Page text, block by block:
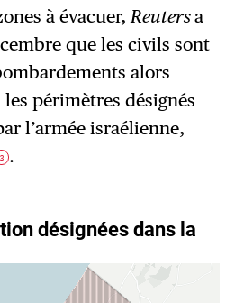
à évacuer,Reutersa
que les civils sont
alors
périmètres désignés
l’armée israélienne,
.